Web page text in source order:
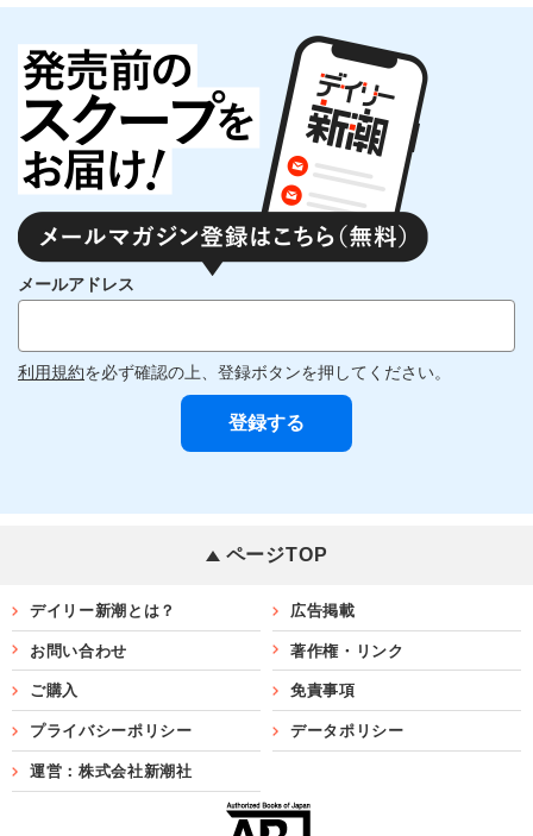
メールアドレス
利用規約を必ず確認の上、登録ボタンを押してください。
ページTOP
デイリー新潮とは？ 広告掲載
お問い合わせ 著作権・リンク
ご購入 免責事項
プライバシーポリシー データポリシー
運営：株式会社新潮社